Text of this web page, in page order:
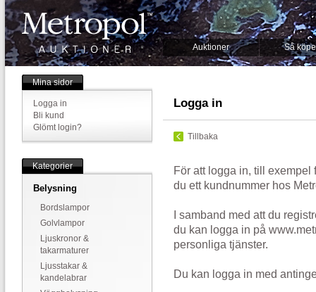
Auktioner Så
Mina sidor
Logga in
Bli kund
Glömt login?
Kategorier
Belysning
Bordslampor
Golvlampor
Ljuskronor &
takarmaturer
Ljusstakar &
kandelabrar
Logga in
Tillbaka
För att logga in, till exempel
du ett kundnummer hos
I samband med att du
du kan logga in på
personliga tjänster.
Du kan logga in med